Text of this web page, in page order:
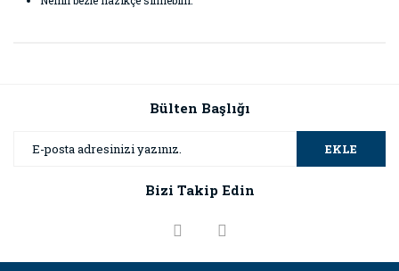
Görüş ve önerileriniz için teşekkür ederiz.
Ürün resmi kalitesiz, bozuk veya görüntülenemiyor.
Ürün bilgilerinde hatalar bulunuyor.
Bülten Başlığı
EKLE
Bizi Takip Edin